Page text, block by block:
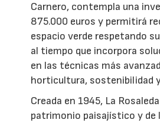
Carnero, contempla una
875.000 euros y permitirá
espacio verde respetando
al tiempo que incorpora
en las técnicas más
horticultura, sostenibilidad
Creada en 1945, La
patrimonio paisajístico y de